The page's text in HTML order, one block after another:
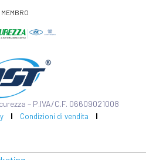
– P.IVA/C.F. 06609021008
Condizioni di vendita
MEMBRO